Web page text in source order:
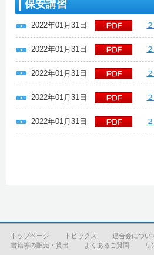
保安講習
2022年01月31日
2022年01月31日
2022年01月31日
2022年01月31日
2022年01月31日
トップページ トピックス 連合会につい
書籍等の販売・貸出
よくあるご質問 リ